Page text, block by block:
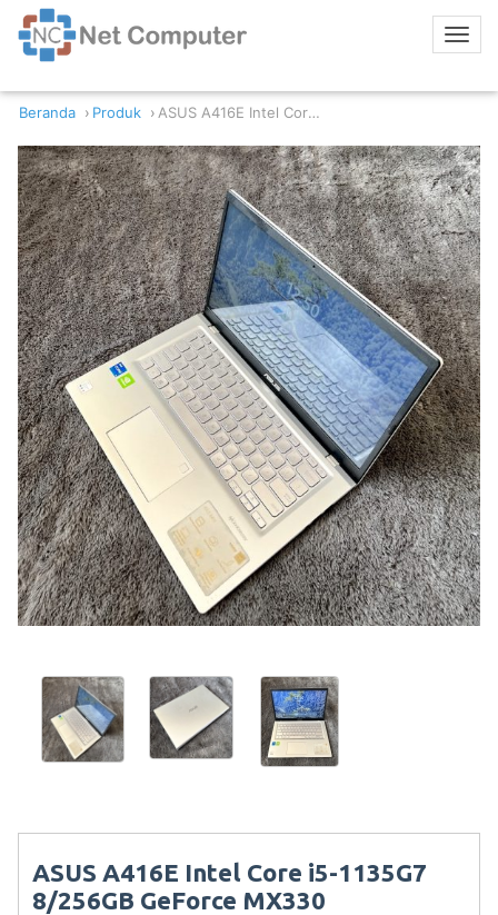
Beranda Produk ASUS A416E Intel Core i5-1135G7 8/256GB GeForce MX330
ASUS A416E Intel Core i5-1135G7
8/256GB GeForce MX330